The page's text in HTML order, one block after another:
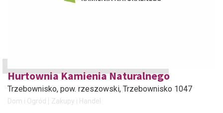
Hurtownia Kamienia Naturalnego
Trzebownisko, pow. rzeszowski, Trzebownisko 1047
Dom i Ogród Zakupy i Handel